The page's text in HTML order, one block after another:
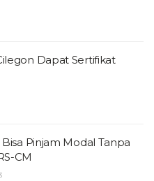
Dapat Sertifikat
Pinjam Modal Tanpa
CM